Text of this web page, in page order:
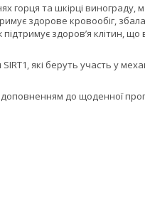
горця та шкірці винограду,
здорове кровообіг,
здоров’я клітин,
які беруть участь у
до щоденної